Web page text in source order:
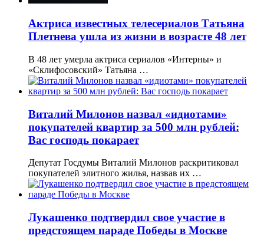
Актриса известных телесериалов Татьяна
Плетнева ушла из жизни в возрасте 48 лет
В 48 лет умерла актриса сериалов «Интерны» и
«Склифосовский» Татьяна …
Виталий Милонов назвал «идиотами»
покупателей квартир за 500 млн рублей:
Вас господь покарает
Депутат Госдумы Виталий Милонов раскритиковал
покупателей элитного жилья, назвав их …
Лукашенко подтвердил свое участие в
предстоящем параде Победы в Москве